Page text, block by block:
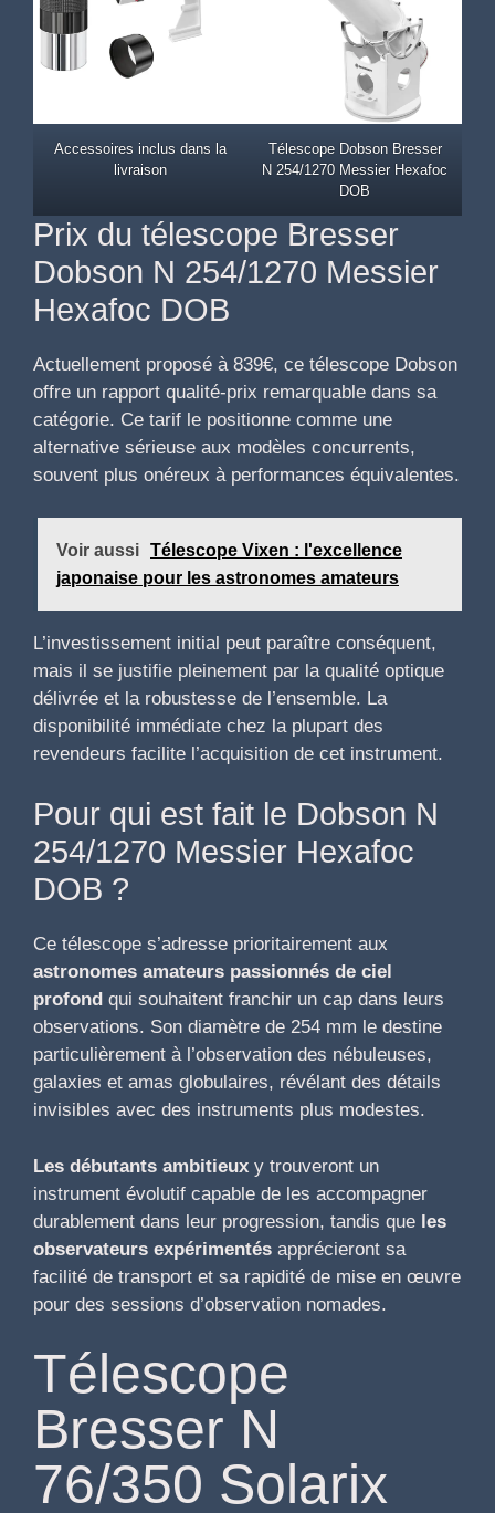
Accessoires inclus dans la
livraison
Télescope Dobson Bresser
N 254/1270 Messier Hexafoc
DOB
Prix du télescope Bresser
Dobson N 254/1270 Messier
Hexafoc DOB
Actuellement proposé à 839€, ce télescope Dobson
offre un rapport qualité-prix remarquable dans sa
catégorie. Ce tarif le positionne comme une
alternative sérieuse aux modèles concurrents,
souvent plus onéreux à performances équivalentes.
Voir aussi Télescope Vixen : l'excellence
japonaise pour les astronomes amateurs
L’investissement initial peut paraître conséquent,
mais il se justifie pleinement par la qualité optique
délivrée et la robustesse de l’ensemble. La
disponibilité immédiate chez la plupart des
revendeurs facilite l’acquisition de cet instrument.
Pour qui est fait le Dobson N
254/1270 Messier Hexafoc
DOB ?
Ce télescope s’adresse prioritairement aux
astronomes amateurs passionnés de ciel
profond qui souhaitent franchir un cap dans leurs
observations. Son diamètre de 254 mm le destine
particulièrement à l’observation des nébuleuses,
galaxies et amas globulaires, révélant des détails
invisibles avec des instruments plus modestes.
Les débutants ambitieux y trouveront un
instrument évolutif capable de les accompagner
durablement dans leur progression, tandis que les
observateurs expérimentés apprécieront sa
facilité de transport et sa rapidité de mise en œuvre
pour des sessions d’observation nomades.
Télescope
Bresser N
76/350 Solarix